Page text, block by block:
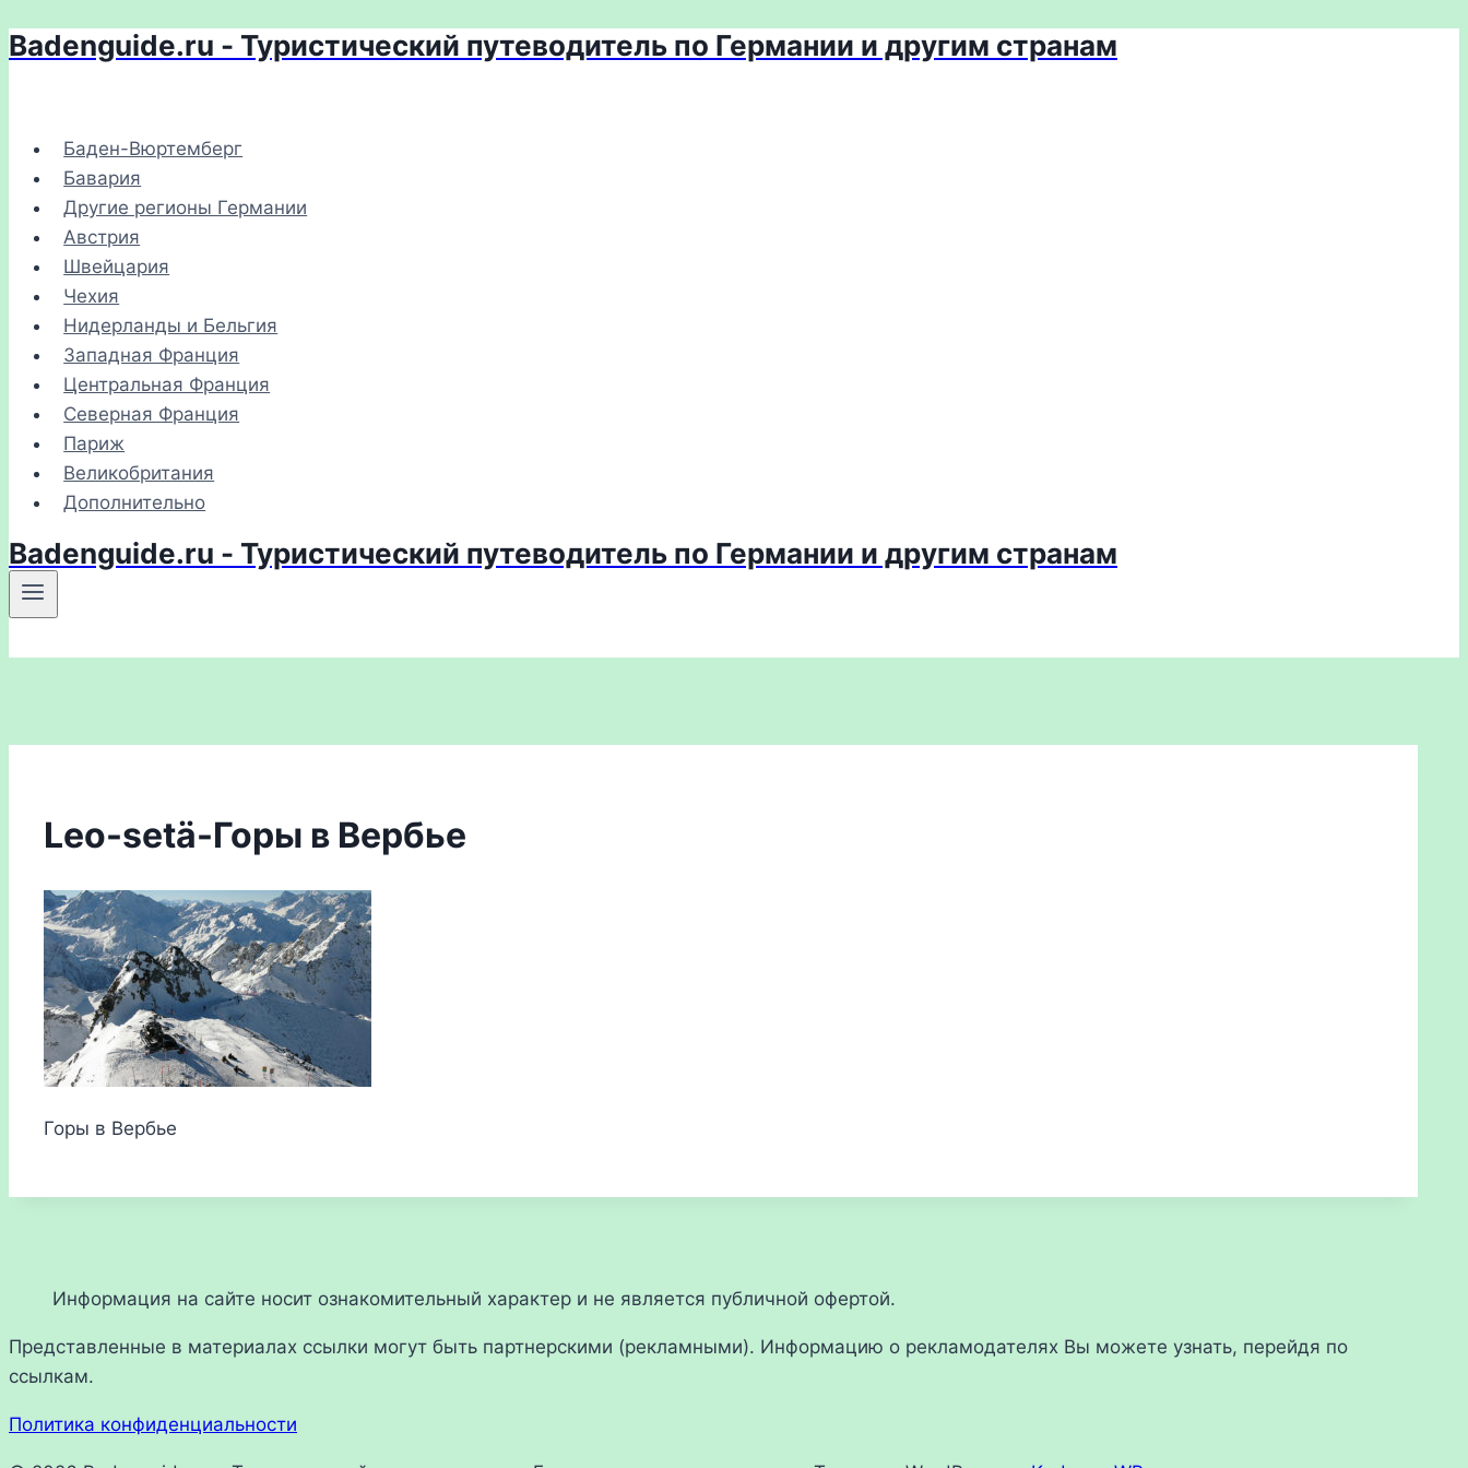
Перейти
Badenguide.ru - Туристический путеводитель по Германии и другим странам
Баден-Вюртемберг
Бавария
Другие регионы Германии
Австрия
Швейцария
Чехия
Нидерланды и Бельгия
Западная Франция
Центральная Франция
Северная Франция
Париж
Великобритания
Дополнительно
Badenguide.ru - Туристический путеводитель по Германии и другим странам
Leo-setä-Горы в Вербье
Горы в Вербье
Информация на сайте носит ознакомительный характер и не является публичной офертой.
Представленные в материалах ссылки могут быть партнерскими (рекламными). Информацию о рекламодателях Вы можете узнать, перейдя по
ссылкам.
Политика конфиденциальности